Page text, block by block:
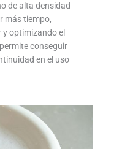
de alta densidad
más tiempo,
optimizando el
conseguir
en el uso